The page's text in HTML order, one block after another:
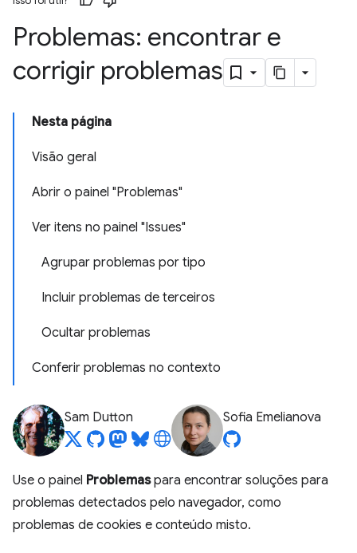
Problemas: encontrar e
corrigir problemas
Nesta página
Visão geral
Abrir o painel "Problemas"
Ver itens no painel "Issues"
Agrupar problemas por tipo
Incluir problemas de terceiros
Ocultar problemas
Conferir problemas no contexto
Sam Dutton Sofia Emelianova
Use o painel Problemaspara encontrar soluções para
problemas detectados pelo navegador, como
problemas de cookies e conteúdo misto.